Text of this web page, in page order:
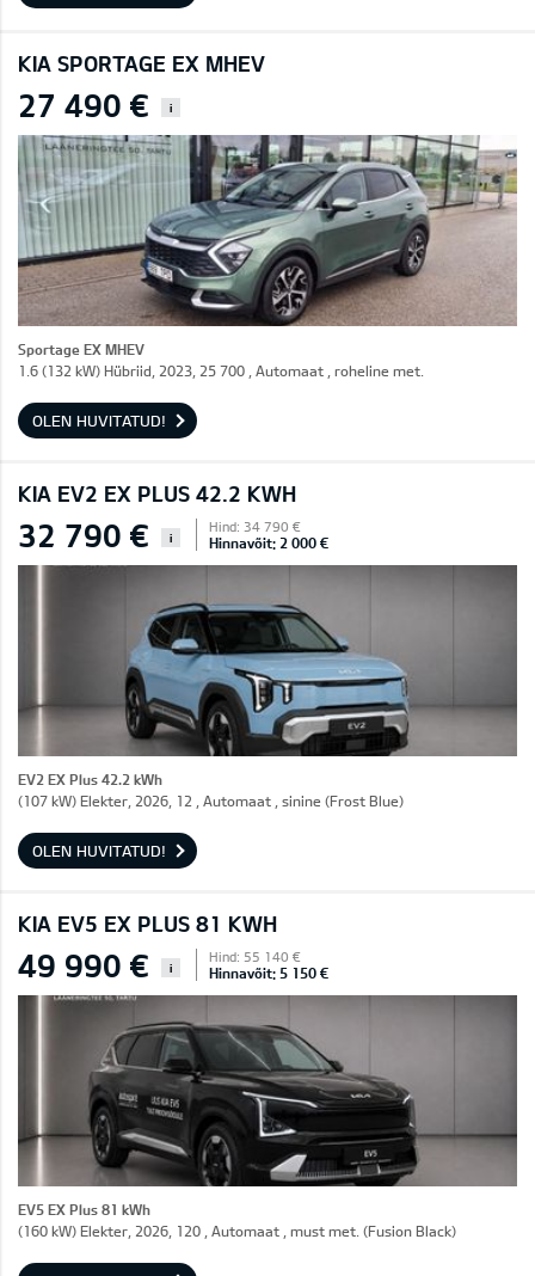
KIA SPORTAGE EX MHEV
27 490 € i
Sportage EX MHEV
1.6 (132 kW) Hübriid, 2023, 25 700 , Automaat , roheline met.
OLEN HUVITATUD!
KIA EV2 EX PLUS 42.2 KWH
32 790 € i
Hind: 34 790 €
Hinnavõit: 2 000 €
EV2 EX Plus 42.2 kWh
(107 kW) Elekter, 2026, 12 , Automaat , sinine (Frost Blue)
OLEN HUVITATUD!
KIA EV5 EX PLUS 81 KWH
49 990 € i
Hind: 55 140 €
Hinnavõit: 5 150 €
EV5 EX Plus 81 kWh
(160 kW) Elekter, 2026, 120 , Automaat , must met. (Fusion Black)